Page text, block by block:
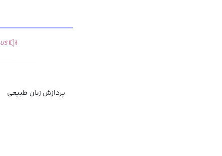
US
پردازش زبان طبیعی